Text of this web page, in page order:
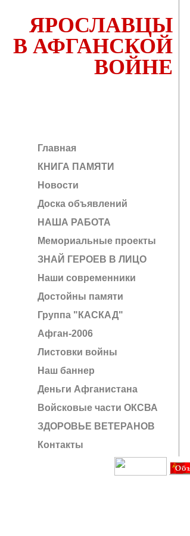
ЯРОСЛАВЦЫ
В АФГАНСКОЙ
ВОЙНЕ
Главная
КНИГА ПАМЯТИ
Новости
Доска объявлений
НАША РАБОТА
Мемориальные проекты
ЗНАЙ ГЕРОЕВ В ЛИЦО
Наши современники
Достойны памяти
Группа "КАСКАД"
Афган-2006
Листовки войны
Наш баннер
Деньги Афганистана
Войсковые части ОКСВА
ЗДОРОВЬЕ ВЕТЕРАНОВ
Контакты